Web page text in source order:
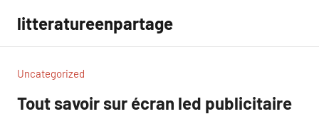
contenu
litteratureenpartage
Uncategorized
Tout savoir sur écran led publicitaire